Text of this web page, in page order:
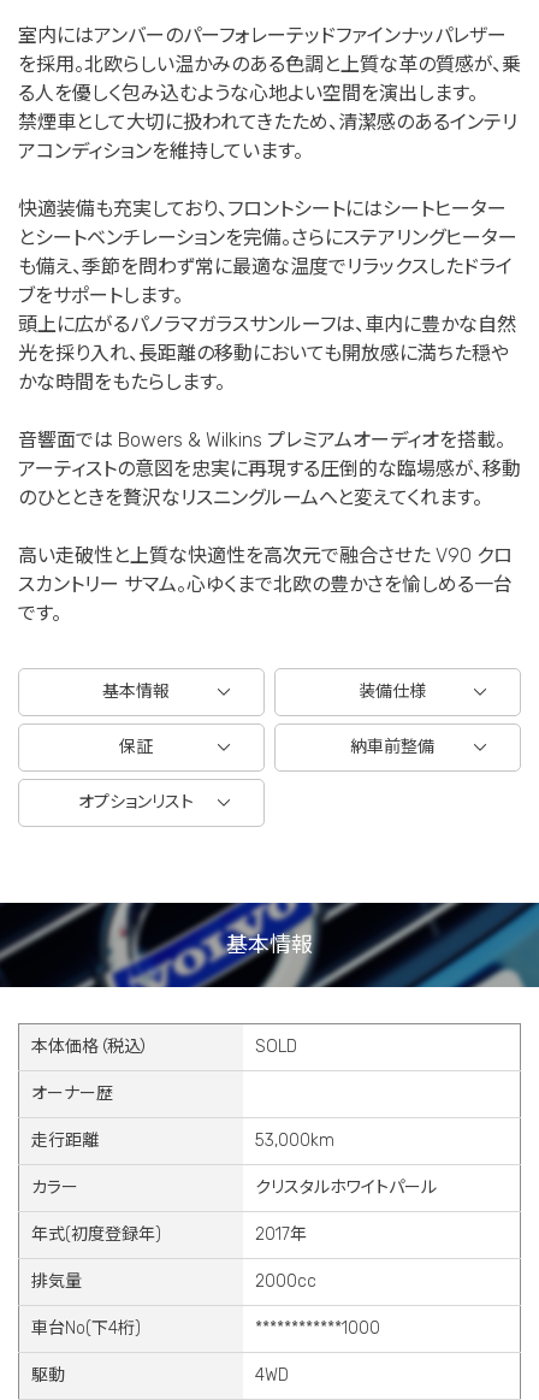
室内にはアンバーのパーフォレーテッドファインナッパレザー
を採用。北欧らしい温かみのある色調と上質な革の質感が、乗
る人を優しく包み込むような心地よい空間を演出します。
禁煙車として大切に扱われてきたため、清潔感のあるインテリ
アコンディションを維持しています。
快適装備も充実しており、フロントシートにはシートヒーター
とシートベンチレーションを完備。さらにステアリングヒーター
も備え、季節を問わず常に最適な温度でリラックスしたドライ
ブをサポートします。
頭上に広がるパノラマガラスサンルーフは、車内に豊かな自然
光を採り入れ、長距離の移動においても開放感に満ちた穏や
かな時間をもたらします。
音響面では Bowers & Wilkins プレミアムオーディオを搭載。
アーティストの意図を忠実に再現する圧倒的な臨場感が、移動
のひとときを贅沢なリスニングルームへと変えてくれます。
高い走破性と上質な快適性を高次元で融合させた V90 クロ
スカントリー サマム。心ゆくまで北欧の豊かさを愉しめる一台
です。
基本情報 装備仕様
保証 納車前整備
オプションリスト
基本情報
本体価格（税込） SOLD
オーナー歴
走行距離 53,000km
カラー クリスタルホワイトパール
年式(初度登録年) 2017年
排気量 2000cc
車台No(下4桁) ************1000
駆動 4WD